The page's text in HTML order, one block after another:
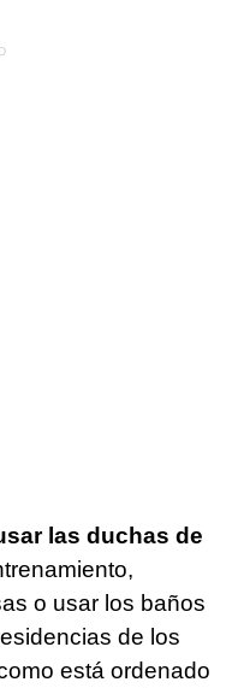
las duchas de
o usar los baños
de los
está ordenado